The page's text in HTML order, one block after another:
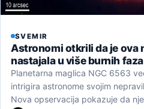
SVEMIR
Astronomi otkrili da je ova
nastajala u više burnih faza
Planetarna maglica NGC 6563
intrigira astronome svojim
Nova opservacija pokazuje da